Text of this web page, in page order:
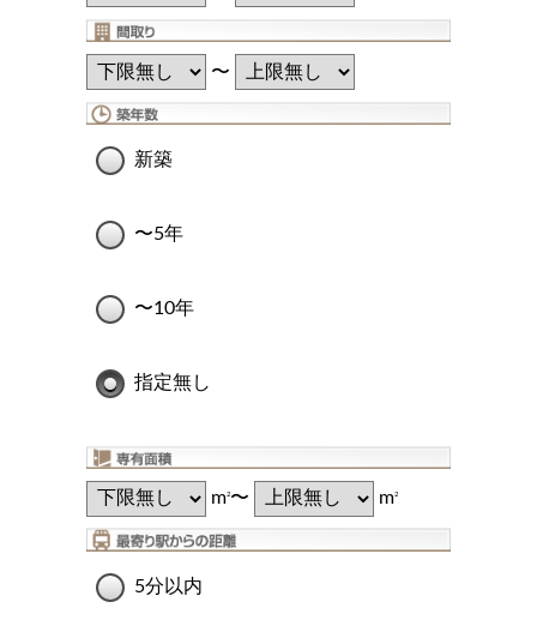
〜
新築
〜5年
〜10年
指定無し
m2〜 m2
5分以内